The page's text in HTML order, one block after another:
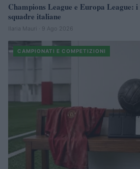
Champions League e Europa
squadre italiane
Ilaria Mauri · 9 Ago 2026
CAMPIONATI E COMPETIZIONI